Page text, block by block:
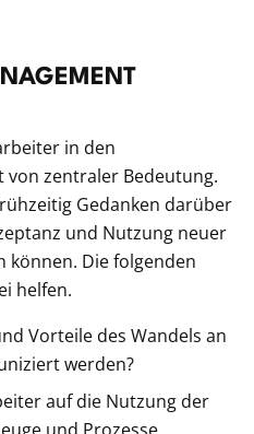
in den
zentraler Bedeutung.
Gedanken darüber
und Nutzung neuer
können. Die folgenden
helfen.
Vorteile des Wandels an
werden?
auf die Nutzung der